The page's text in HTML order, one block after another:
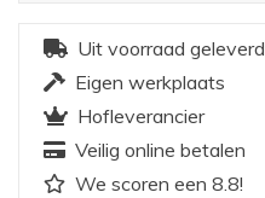
Uit voorraad geleverd
Eigen werkplaats
Hofleverancier
Veilig online betalen
We scoren een 8.8!